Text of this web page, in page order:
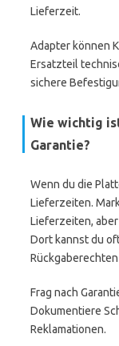
Lieferzeit.
Adapter können
Ersatzteil
sichere
Wie wichtig
Garantie?
Wenn du die
Lieferzeiten.
Lieferzeiten,
Dort kannst du
Frag nach
Dokumentiere
Reklamationen.